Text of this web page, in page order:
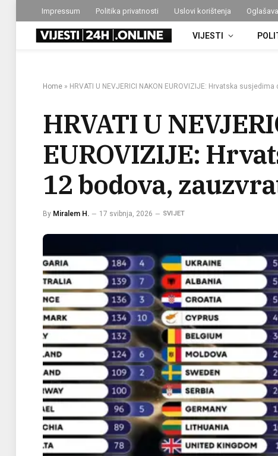
Impressum Politika privatnosti Uslovi korištenja
VIJESTI
Home » HRVATI U NEVJERICI NAKON EUROVIZIJE: Hrvatska
HRVATI U
EUROVIZIJE:
12 bodova,
By Miralem H. 17 svibnja, 2026 SVIJET